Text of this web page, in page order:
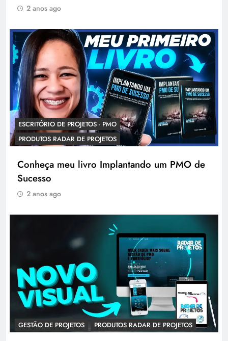
2 anos ago
ESCRITÓRIO DE PROJETOS - PMO
PRODUTOS RADAR DE PROJETOS
Conheça meu livro Implantando um PMO de
Sucesso
2 anos ago
GESTÃO DE PROJETOS PRODUTOS RADAR DE PROJETOS